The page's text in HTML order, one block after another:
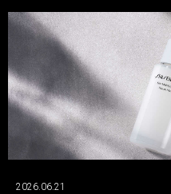
2026.06.21